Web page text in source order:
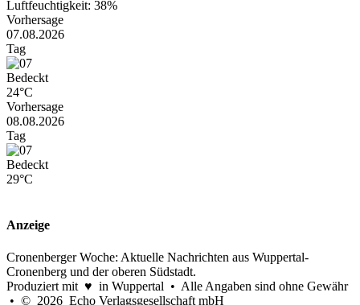
Luftfeuchtigkeit: 38%
Vorhersage
07.08.2026
Tag
Bedeckt
24°C
Vorhersage
08.08.2026
Tag
Bedeckt
29°C
Anzeige
Cronenberger Woche: Aktuelle Nachrichten aus Wuppertal-
Cronenberg und der oberen Südstadt.
Produziert mit ♥ in Wuppertal • Alle Angaben sind ohne Gewähr
• © 2026 Echo Verlagsgesellschaft mbH